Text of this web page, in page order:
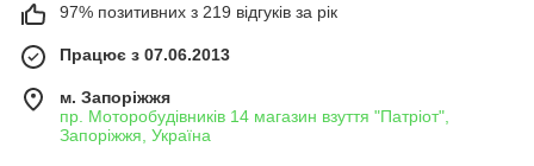
97% позитивних з 219 відгуків за рік
Працює з 07.06.2013
м. Запоріжжя
пр. Моторобудівників 14 магазин взуття "Патріот",
Запоріжжя, Україна